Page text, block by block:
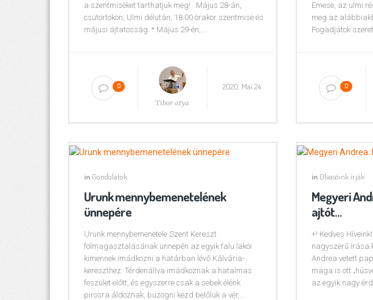
a szentmiséket tarthatjuk meg! Május 28-án,
csütörtökön, Ulmi délután, 18.00 órakor szentmise és
májusi ájtatosság. * Május 29-én,...
0
Tibor atya
2020. Mai 24
Emese, az ulmi
meg az
Fogadjátok
0
in Gondolatok
Urunk mennybemenetelének
ünnepére
Urunk mennybemenetele Szent Kereszt
fölmagasztalásának ünnepén az egyik falu lakói
kimennek imádkozni a határban lévő Kálvária-
kereszthez. Térdenállva imádkoznak a hatalmas
feszület előtt, és egyszerre csak a sebek élénk
pirosra áldoznak, buzogni kezd belőlük a vér,...
in Olvasóink írják
Megyeri
ajtót…
+! Kedves
nagyszerű írása
Andrea vetett
maga is ott
az egyik nagy